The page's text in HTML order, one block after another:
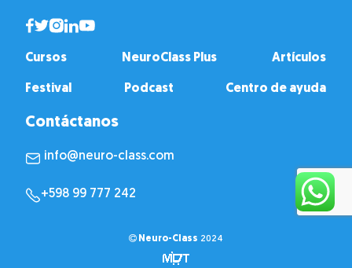
Cursos NeuroClass Plus Artículos
Festival Podcast Centro de ayuda
Contáctanos
info@neuro-class.com
+598 99 777 242
Neuro-Class 2024